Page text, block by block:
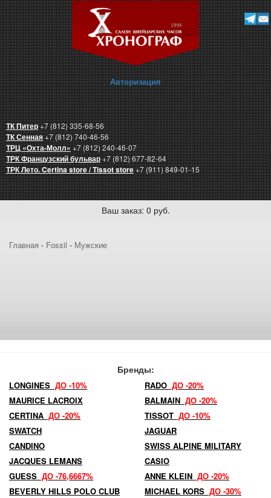
Авторизация
ТК Питер+7 (812) 335-68-56
ТК Сенная+7 (812) 740-46-56
ТРЦ «Охта-Молл»+7 (812) 240-46-07
ТРК Французский бульвар+7 (812) 677-82-64
ТРК Лето. Certina store / Tissot store+7 (911) 849-01-15
Ваш заказ: 0 руб.
Главная - Fossil - Мужские
Бренды:
LONGINES ДО -10% RADO ДО -20%
MAURICE LACROIX
BALMAIN ДО -20%
CERTINA ДО -20% TISSOT ДО -10%
SWATCH
JAGUAR
CANDINO
SWISS ALPINE MILITARY
JACQUES LEMANS
CASIO
GUESS ДО -76,6667% ANNE KLEIN ДО -20%
BEVERLY HILLS POLO CLUB
MICHAEL KORS ДО -30%